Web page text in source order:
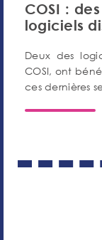
COSI :
logiciels
Deux des
COSI, ont
ces dernières